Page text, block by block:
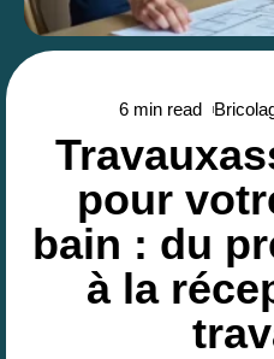
6 min read
pour
bain : du
à la